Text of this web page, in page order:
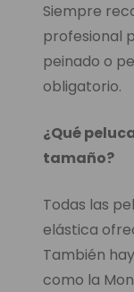
Siempre
profesional
peinado o
obligatorio.
¿Qué
tamaño?
Todas las
elástica
También
como la